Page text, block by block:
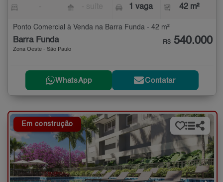
1 vaga 42 m²
Ponto Comercial à Venda na Barra Funda - 42 m²
Barra Funda
Zona Oeste - São Paulo
R$ 540.000
WhatsApp Contatar
Em construção